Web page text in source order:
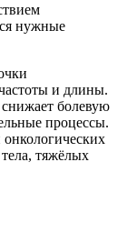
нужные
и длины.
болевую
процессы.
тяжёлых